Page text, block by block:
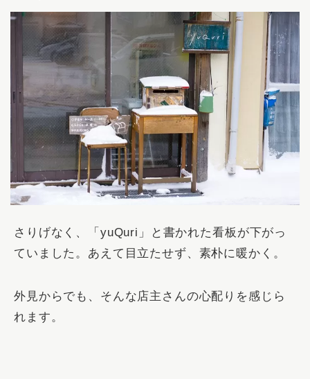
さりげなく、「yuQuri」と書かれた看板が下がっ
ていました。あえて目立たせず、素朴に暖かく。
外見からでも、そんな店主さんの心配りを感じら
れます。